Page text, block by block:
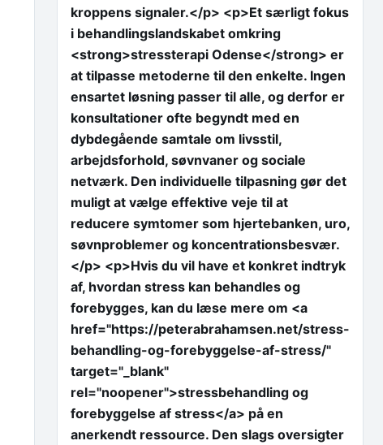
kroppens signaler.</p> <p>Et særligt fokus
i behandlingslandskabet omkring
<strong>stressterapi Odense</strong> er
at tilpasse metoderne til den enkelte. Ingen
ensartet løsning passer til alle, og derfor er
konsultationer ofte begyndt med en
dybdegående samtale om livsstil,
arbejdsforhold, søvnvaner og sociale
netværk. Den individuelle tilpasning gør det
muligt at vælge effektive veje til at
reducere symtomer som hjertebanken, uro,
søvnproblemer og koncentrationsbesvær.
</p> <p>Hvis du vil have et konkret indtryk
af, hvordan stress kan behandles og
forebygges, kan du læse mere om <a
href="https://peterabrahamsen.net/stress-
behandling-og-forebyggelse-af-stress/"
target="_blank"
rel="noopener">stressbehandling og
forebyggelse af stress</a> på en
anerkendt ressource. Den slags oversigter